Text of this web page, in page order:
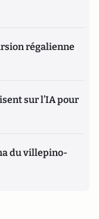
régalienne
sur l’IA pour
du villepino-